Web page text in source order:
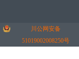
川公网安备
51019002008250号